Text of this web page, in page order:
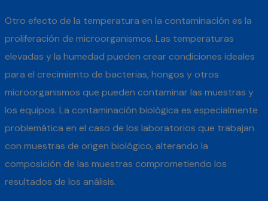
Otro efecto de la temperatura en la contaminación es la
proliferación de microorganismos. Las temperaturas
elevadas y la humedad pueden crear condiciones ideales
para el crecimiento de bacterias, hongos y otros
microorganismos que pueden contaminar las muestras y
los equipos. La contaminación biológica es especialmente
problemática en el caso de los laboratorios que trabajan
con muestras de origen biológico, alterando la
composición de las muestras comprometiendo los
resultados de los análisis.